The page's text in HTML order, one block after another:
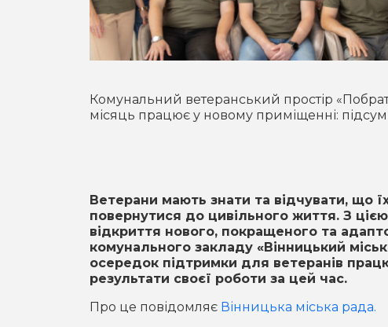
Комунальний ветеранський простір
місяць працює у новому приміщенні:
Ветерани мають знати та відчувати, що
повернутися до цивільного життя. З
відкриття нового, покращеного та
комунального закладу «Вінницький
осередок підтримки для ветеранів
результати своєї роботи за цей час.
Про це повідомляє Вінницька міська рада.